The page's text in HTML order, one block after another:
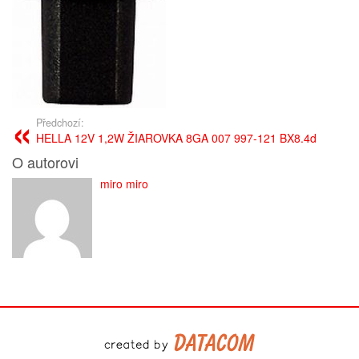
Předchozí:
HELLA 12V 1,2W ŽIAROVKA 8GA 007 997-121 BX8.4d
O autorovi
miro miro